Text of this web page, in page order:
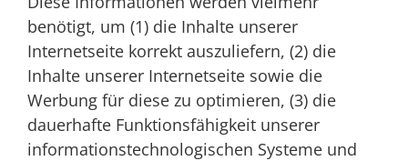
benötigt, um (1) die Inhalte unserer
Internetseite korrekt auszuliefern, (2) die
Inhalte unserer Internetseite sowie die
Werbung für diese zu optimieren, (3) die
dauerhafte Funktionsfähigkeit unserer
informationstechnologischen Systeme und